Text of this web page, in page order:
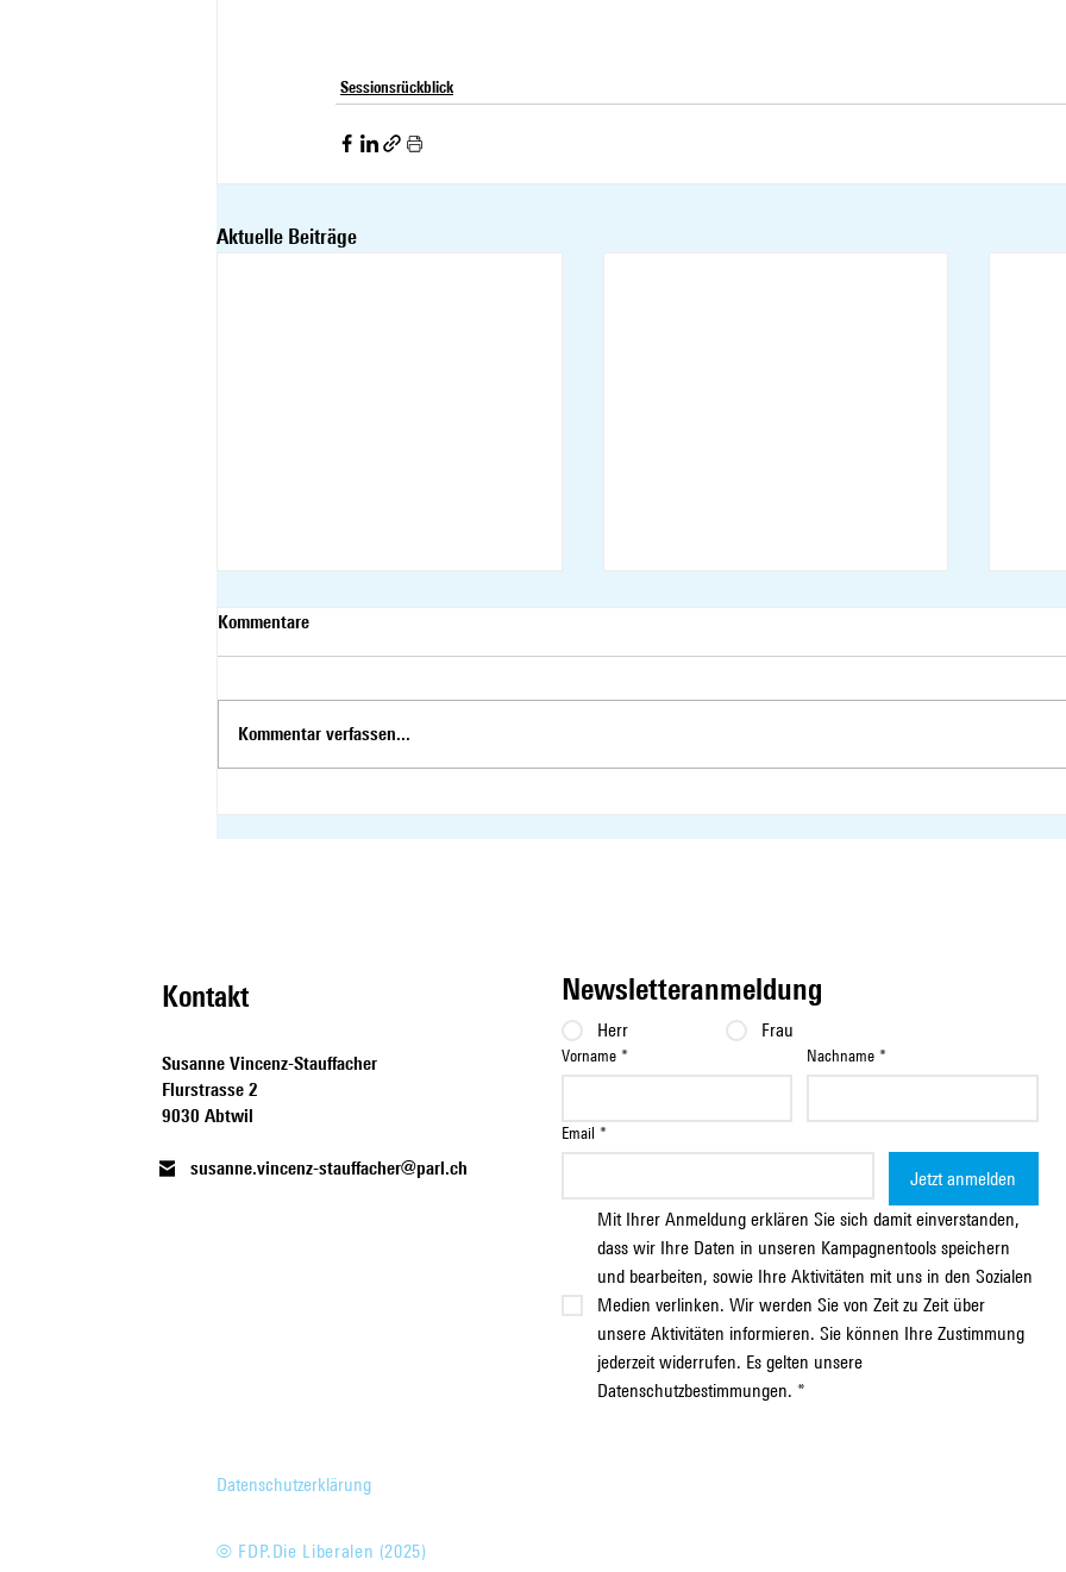
Sessionsrückblick
Aktuelle Beiträge
Sommersession 2026
Frühlingssession 2026
2025
Kommentare
Kommentar verfassen...
Kontakt
Susanne Vincenz-Stauffacher
Flurstrasse 2
9030 Abtwil
susanne.vincenz-stauffacher@parl.ch
Newsletteranmeldung
Herr Frau
Vorname * Nachname *
Email *
Jetzt anmelden
Mit Ihrer Anmeldung erklären Sie sich damit einverstanden,
dass wir Ihre Daten in unseren Kampagnentools speichern
und bearbeiten, sowie Ihre Aktivitäten mit uns in den Sozialen
Medien verlinken. Wir werden Sie von Zeit zu Zeit über
unsere Aktivitäten informieren. Sie können Ihre Zustimmung
jederzeit widerrufen. Es gelten unsere
Datenschutzbestimmungen. *
Datenschutzerklärung
© FDP.Die Liberalen (2025)